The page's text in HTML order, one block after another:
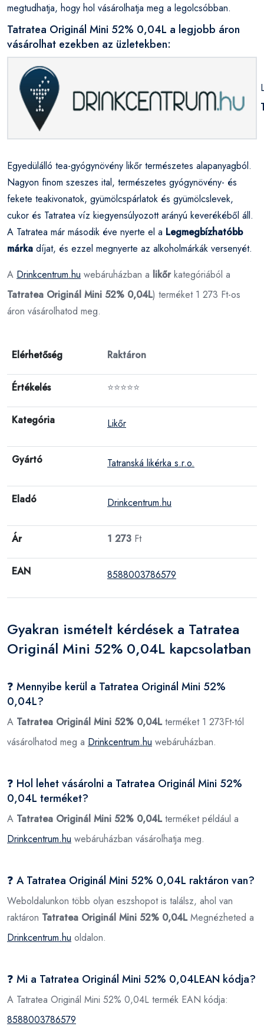
megtudhatja, hogy hol vásárolhatja meg a legolcsóbban.
Tatratea Originál Mini 52% 0,04L a legjobb áron
vásárolhat ezekben az üzletekben:
Egyedülálló tea-gyógynövény likőr természetes alapanyagból.
Nagyon finom szeszes ital, természetes gyógynövény- és
fekete teakivonatok, gyümölcspárlatok és gyümölcslevek,
cukor és Tatratea víz kiegyensúlyozott arányú keverékéből áll.
A Tatratea már második éve nyerte el a Legmegbízhatóbb
márka díjat, és ezzel megnyerte az alkoholmárkák versenyét.
A Drinkcentrum.hu webáruházban a likőrkategóriából a
Tatratea Originál Mini 52% 0,04L) terméket 1 273 Ft-os
áron vásárolhatod meg.
Elérhetőség Raktáron
Értékelés ⭐⭐⭐⭐⭐
Kategória Likőr
Gyártó Tatranská likérka s.r.o.
Eladó Drinkcentrum.hu
Ár 1 273 Ft
EAN 8588003786579
Gyakran ismételt kérdések a Tatratea
Originál Mini 52% 0,04L kapcsolatban
❓ Mennyibe kerül a Tatratea Originál Mini 52%
0,04L?
A Tatratea Originál Mini 52% 0,04Lterméket 1 273Ft-tól
vásárolhatod meg a Drinkcentrum.hu webáruházban.
❓ Hol lehet vásárolni a Tatratea Originál Mini 52%
0,04L terméket?
A Tatratea Originál Mini 52% 0,04Lterméket például a
Drinkcentrum.hu webáruházban vásárolhatja meg.
❓ A Tatratea Originál Mini 52% 0,04L raktáron van?
Weboldalunkon több olyan eszshopot is találsz, ahol van
raktáron Tatratea Originál Mini 52% 0,04LMegnézheted a
Drinkcentrum.hu oldalon.
❓ Mi a Tatratea Originál Mini 52% 0,04LEAN kódja?
A Tatratea Originál Mini 52% 0,04L termék EAN kódja:
8588003786579